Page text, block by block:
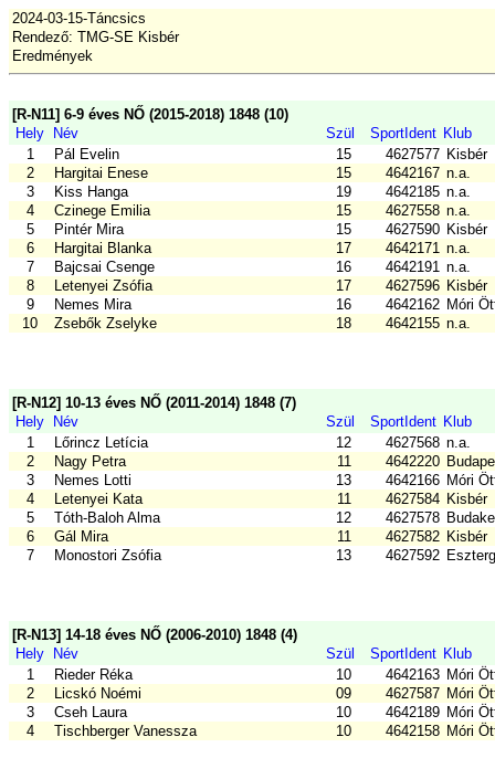
2024-03-15-Táncsics
Rendező: TMG-SE Kisbér
Eredmények
[R-N11] 6-9 éves NŐ (2015-2018) 1848 (10)
Hely
Név Szül SportIdent Klub
1
Pál Evelin 15 4627577 Kisbér
2
Hargitai Enese 15 4642167 n.a.
3
Kiss Hanga 19 4642185 n.a.
4
Czinege Emilia 15 4627558 n.a.
5
Pintér Mira 15 4627590 Kisbér
6
Hargitai Blanka 17 4642171 n.a.
7
Bajcsai Csenge 16 4642191 n.a.
8
Letenyei Zsófia 17 4627596 Kisbér
9
Nemes Mira 16 4642162 Móri
10
Zsebők Zselyke 18 4642155 n.a.
[R-N12] 10-13 éves NŐ (2011-2014) 1848 (7)
Hely
Név Szül SportIdent Klub
1
Lőrincz Letícia 12 4627568 n.a.
2
Nagy Petra 11 4642220
3
Nemes Lotti 13 4642166 Móri
4
Letenyei Kata 11 4627584 Kisbér
5
Tóth-Baloh Alma 12 4627578
6
Gál Mira 11 4627582 Kisbér
7
Monostori Zsófia 13 4627592
[R-N13] 14-18 éves NŐ (2006-2010) 1848 (4)
Hely
Név Szül SportIdent Klub
1
Rieder Réka 10 4642163 Móri
2
Licskó Noémi 09 4627587 Móri
3
Cseh Laura 10 4642189 Móri
4
Tischberger Vanessza 10 4642158 Móri